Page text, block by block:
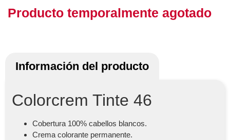
Producto temporalmente agotado
Información del producto
Colorcrem Tinte 46
Cobertura 100% cabellos blancos.
Crema colorante permanente.